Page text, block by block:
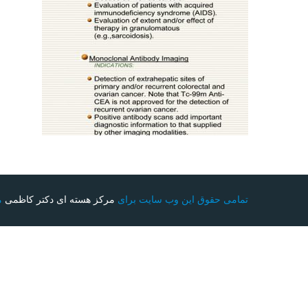
تمامی حقوق این وب سایت برای مرکز هسته ای دکتر کاظمی